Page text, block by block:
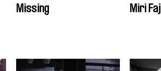
Missing Miri